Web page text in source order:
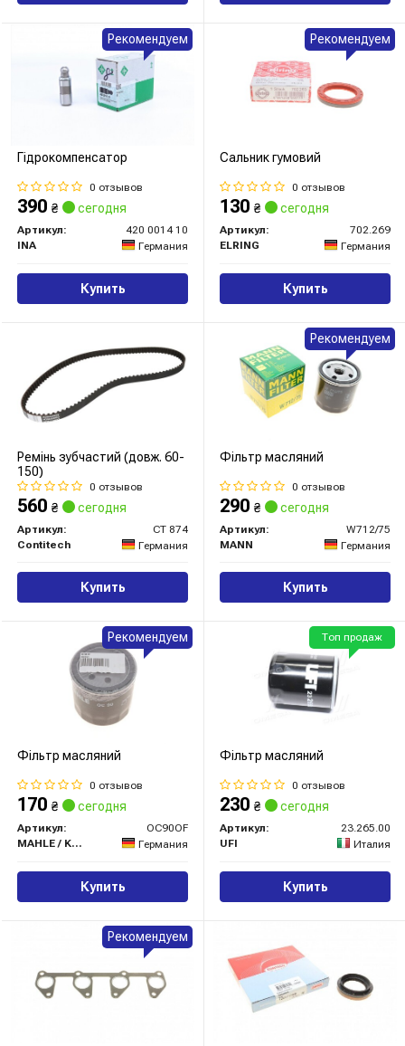
Гідрокомпенсатор
0 отзывов
390 ₴ сегодня
Артикул:
420 0014 10
INA
Германия
Купить
Рекомендуем
Сальник гумовий
0 отзывов
130 ₴ сегодня
Артикул:
702.269
ELRING
Германия
Купить
Рекомендуем
Ремінь зубчастий (довж. 60-
150)
0 отзывов
560 ₴ сегодня
Артикул:
CT 874
Contitech
Германия
Купить
Фільтр масляний
0 отзывов
290 ₴ сегодня
Артикул:
W712/75
MANN
Германия
Купить
Рекомендуем
Фільтр масляний
0 отзывов
170 ₴ сегодня
Артикул:
OC90OF
MAHLE / KNECHT
Германия
Купить
Рекомендуем
Фільтр масляний
0 отзывов
230 ₴ сегодня
Артикул:
23.265.00
UFI
Италия
Купить
Топ продаж
Рекомендуем